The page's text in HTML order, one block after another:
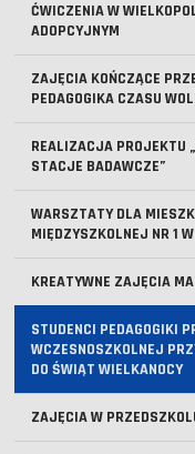
ĆWICZENIA W
ADOPCYJNYM
ZAJĘCIA KOŃCZĄCE
PEDAGOGIKA CZASU
REALIZACJA PROJEKTU
STACJE BADAWCZE”
WARSZTATY DLA
MIĘDZYSZKOLNEJ NR 1
KREATYWNE ZAJĘCIA
STUDENCI PEDAGOGIKI
WCZESNOSZKOLNEJ
DO ŚWIĄT WIELKANOCY
ZAJĘCIA W